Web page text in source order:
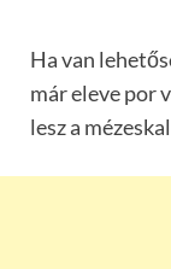
Ha van
már eleve por
lesz a